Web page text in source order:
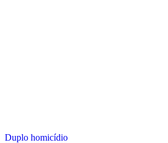
Duplo homicídio